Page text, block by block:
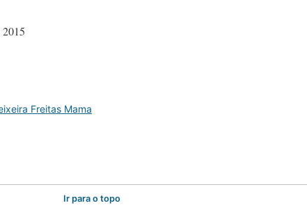
2015
Freitas Mama
Ir para o topo